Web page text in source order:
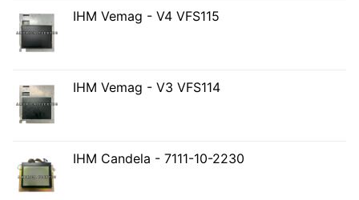
IHM Vemag - V4 VFS115
IHM Vemag - V3 VFS114
IHM Candela - 7111-10-2230